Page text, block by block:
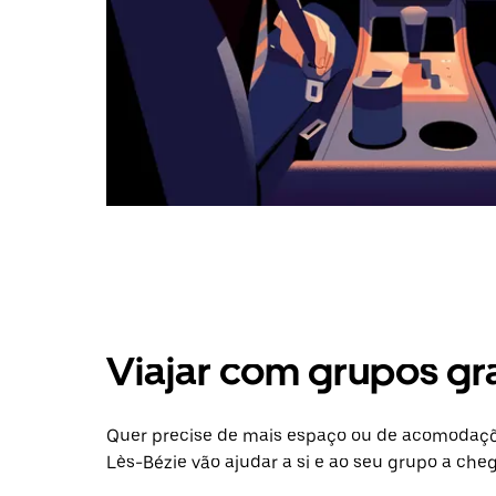
Viajar com grupos
Quer precise de mais espaço ou de
Lès-Bézie vão ajudar a si e ao seu grupo a